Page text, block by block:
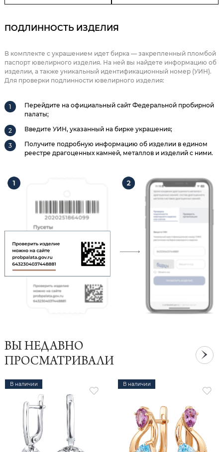
ПОДЛИННОСТЬ ИЗДЕЛИЯ
В комплекте с украшением идет бирка — закрепленный пломбой
паспорт ювелирного изделия. На ней вы найдете информацию об
изделии, а также уникальный идентификационный номер (УИН).
Для проверки подлинности ювелирного изделия:
Перейдите на официальный сайт Федеральной пробирной
палаты;
Введите УИН, указанный на бирке украшения;
Получите подробную информацию об изделии в едином
реестре драгоценных камней, металлов и изделий с ними.
ВЫ НЕДАВНО
ПРОСМАТРИВАЛИ
В наличии В наличии